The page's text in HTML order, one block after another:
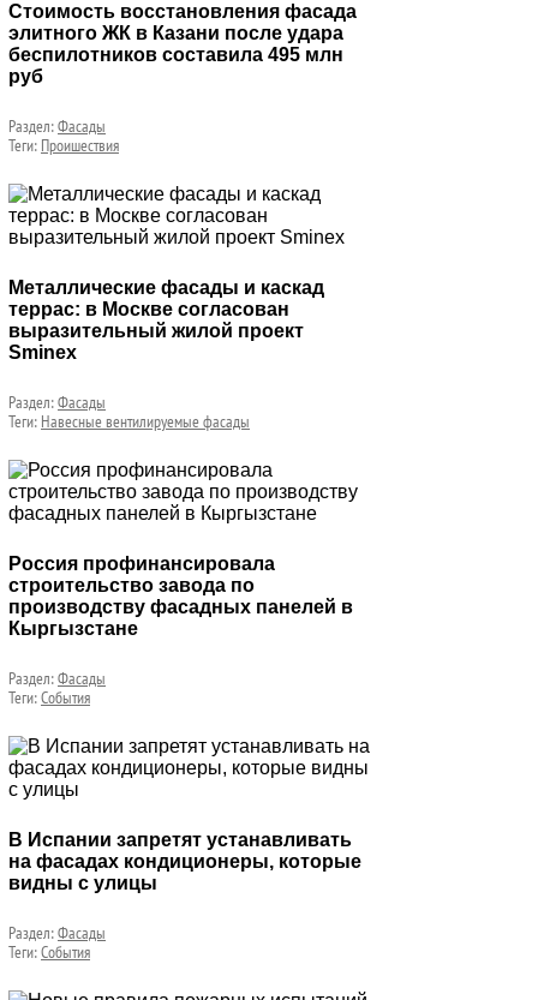
Стоимость восстановления фасада
элитного ЖК в Казани после удара
беспилотников составила 495 млн
руб
Раздел:Фасады
Теги: Проишествия
Металлические фасады и каскад
террас: в Москве согласован
выразительный жилой проект
Sminex
Раздел:Фасады
Теги: Навесные вентилируемые фасады
Россия профинансировала
строительство завода по
производству фасадных панелей в
Кыргызстане
Раздел:Фасады
Теги:События
В Испании запретят устанавливать
на фасадах кондиционеры, которые
видны с улицы
Раздел:Фасады
Теги:События